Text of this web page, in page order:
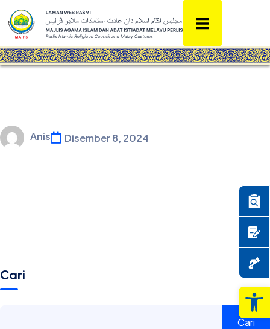
Anis Disember 8, 2024
Cari
Cari